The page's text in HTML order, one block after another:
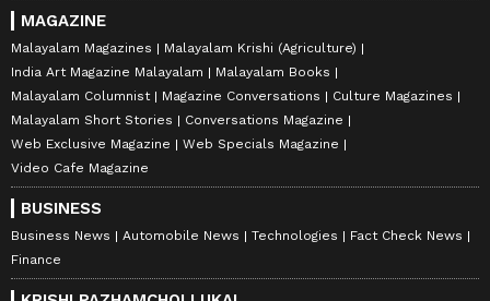
MAGAZINE
Malayalam Magazines
Malayalam Krishi (Agriculture)
India Art Magazine Malayalam
Malayalam Books
Malayalam Columnist
Magazine Conversations
Culture Magazines
Malayalam Short Stories
Conversations Magazine
Web Exclusive Magazine
Web Specials Magazine
Video Cafe Magazine
BUSINESS
Business News Automobile News Technologies
Fact Check News
Finance